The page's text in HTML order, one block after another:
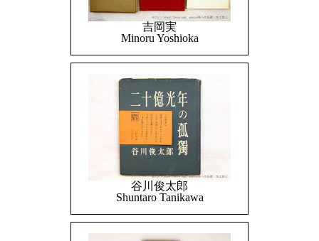
吉岡実
Minoru Yoshioka
谷川俊太郎
Shuntaro Tanikawa